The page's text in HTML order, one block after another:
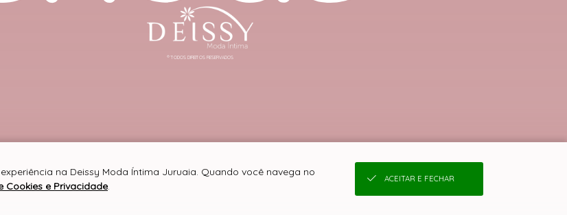
® TODOS DIREITOS RESERVADOS
na Deissy Moda Íntima Juruaia. Quando você navega no
Cookies e Privacidade.
ACEITAR E FECHAR